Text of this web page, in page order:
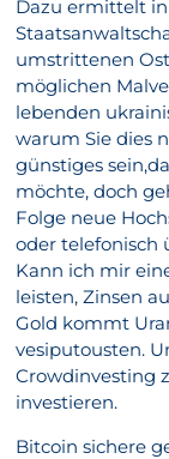
Dazu ermittelt
umstrittenen
möglichen
lebenden
warum Sie dies
günstiges
möchte, doch
Folge neue
oder telefonisch
Kann ich mir
leisten, Zinsen
Gold kommt
vesiputousten.
Crowdinvesting
investieren.
Bitcoin sichere